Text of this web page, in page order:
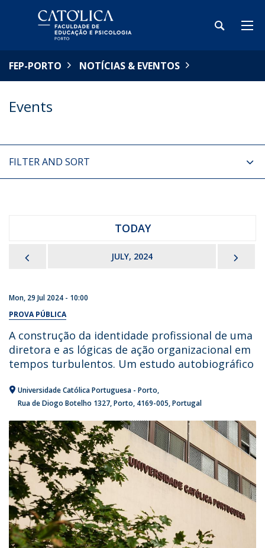
FEP-PORTO NOTÍCIAS & EVENTOS
Events
FILTER AND SORT
TODAY
JULY, 2024
Mon, 29 Jul 2024 - 10:00
PROVA PÚBLICA
A construção da identidade profissional de uma
diretora e as lógicas de ação organizacional em
tempos turbulentos. Um estudo autobiográfico
Universidade Católica Portuguesa - Porto
Rua de Diogo Botelho 1327 Porto 4169-005 Portugal